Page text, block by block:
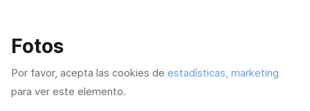
Fotos
Por favor, acepta las cookies de estadísticas, marketing
para ver este elemento.